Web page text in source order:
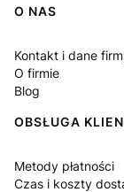
Linki w
O NAS
Kontakt i dane
O firmie
Blog
OBSŁUGA
Metody płatności
Czas i koszty